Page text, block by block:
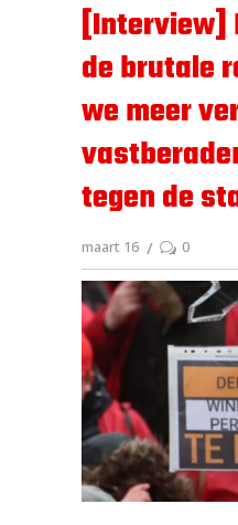
[Interview]
de brutale
we meer
tegen de
maart 16 0